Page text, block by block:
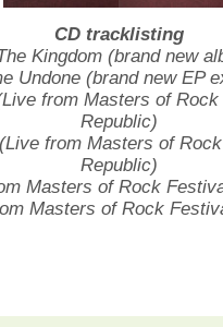
CD tracklisting
Kingdom (brand new
Undone (brand new EP
from Masters of
Republic)
from Masters of
Republic)
Masters of Rock
Masters of Rock